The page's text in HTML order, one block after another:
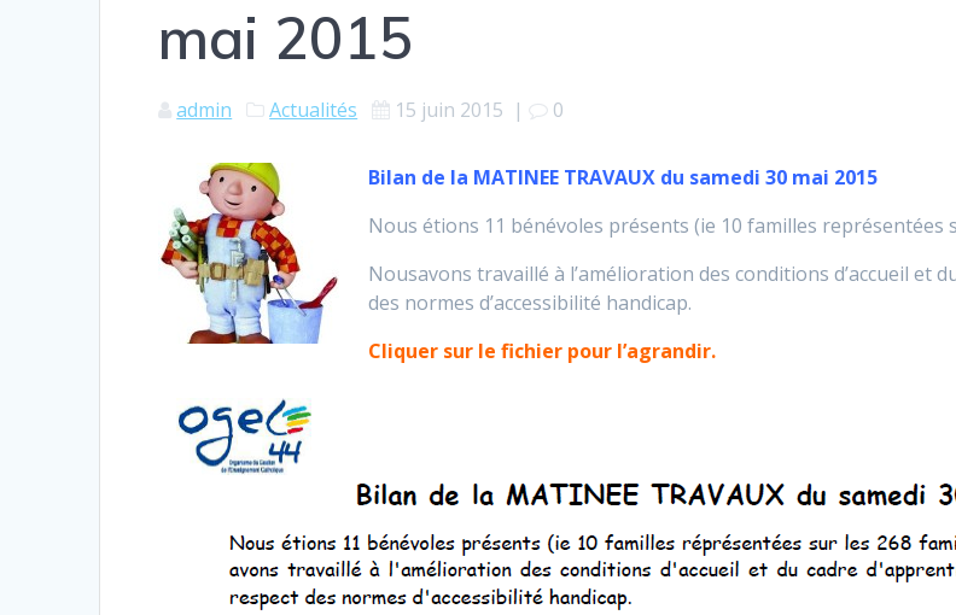
mai 2015
admin Actualités 15 juin 2015 | 0
Bilan de la MATINEE TRAVAUX du samedi 30 mai 2015
Nous étions 11 bénévoles présents (ie 10 familles représentées
Nousavons travaillé à l’amélioration des conditions d’accueil et
des normes d’accessibilité handicap.
Cliquer sur le fichier pour l’agrandir.